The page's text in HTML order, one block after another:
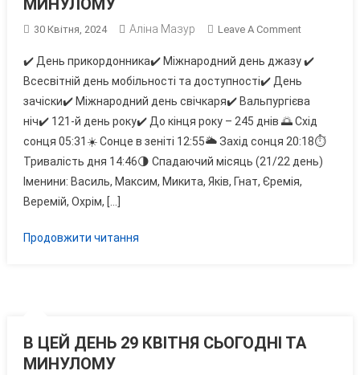
МИНУЛОМУ
30 Квітня, 2024 Аліна Мазур Leave A CommentOn
ЦЕЙ
ДЕНЬ
30
КВІТНЯ
СЬОГОДНІ
ТА
✔️ День прикордонника✔️ Міжнародний день джазу ✔️
Всесвітній день мобільності та доступності✔️ День
зачіски✔️ Міжнародний день свічкаря✔️ Вальпургієва
ніч✔️ 121-й день року✔️ До кінця року – 245 днів 🌅 Схід
сонця 05:31☀️ Сонце в зеніті 12:55🌥 Захід сонця 20:18⏱
Тривалість дня 14:46🌗 Спадаючий місяць (21/22 день)
Іменини: Василь, Максим, Микита, Яків, Гнат, Єремія,
Веремій, Охрім, […]
Продовжити читання
В ЦЕЙ ДЕНЬ 29 КВІТНЯ СЬОГОДНІ ТА
МИНУЛОМУ